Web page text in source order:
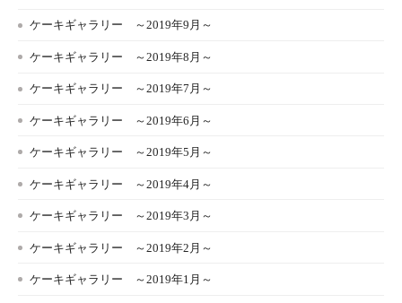
ケーキギャラリー ～2019年9月～
ケーキギャラリー ～2019年8月～
ケーキギャラリー ～2019年7月～
ケーキギャラリー ～2019年6月～
ケーキギャラリー ～2019年5月～
ケーキギャラリー ～2019年4月～
ケーキギャラリー ～2019年3月～
ケーキギャラリー ～2019年2月～
ケーキギャラリー ～2019年1月～